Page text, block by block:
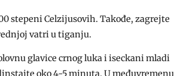
stepeni Celzijusovih. Takođe, zagrejte
vatri u tiganju.
glavice crnog luka i iseckani mladi